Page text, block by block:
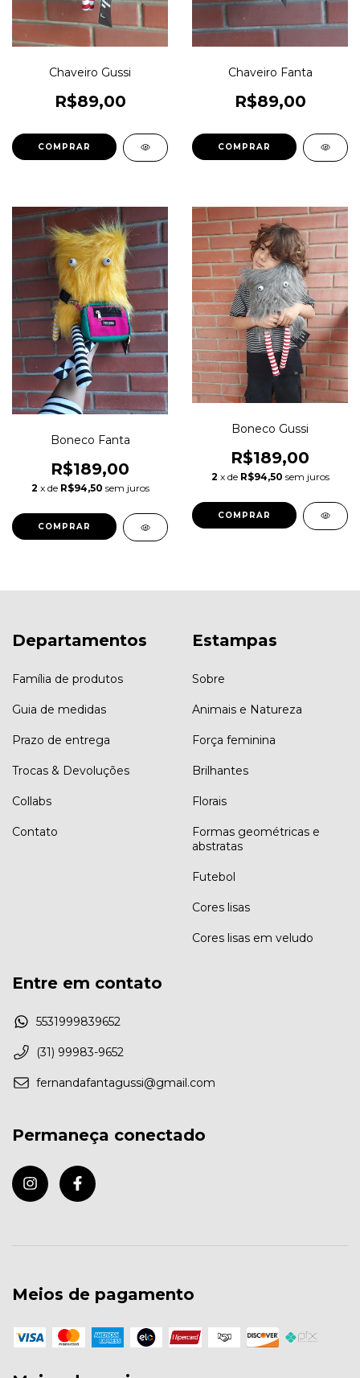
Chaveiro Gussi
R$89,00
Chaveiro Fanta
R$89,00
Boneco Fanta
R$189,00
2 x de R$94,50 sem juros
Boneco Gussi
R$189,00
2 x de R$94,50 sem juros
Departamentos
Família de produtos
Guia de medidas
Prazo de entrega
Trocas & Devoluções
Collabs
Contato
Estampas
Sobre
Animais e Natureza
Força feminina
Brilhantes
Florais
Formas geométricas e
abstratas
Futebol
Cores lisas
Cores lisas em veludo
Entre em contato
5531999839652
(31) 99983-9652
fernandafantagussi@gmail.com
Permaneça conectado
Meios de pagamento